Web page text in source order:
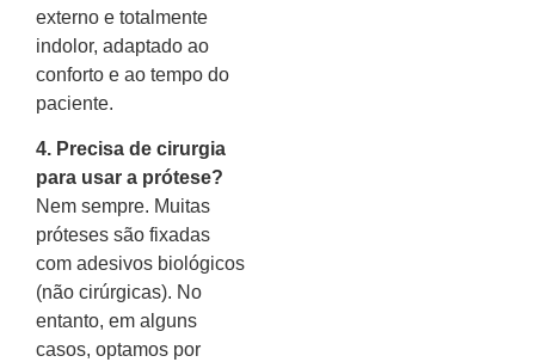
externo e totalmente
indolor, adaptado ao
conforto e ao tempo do
paciente.
4. Precisa de cirurgia
para usar a prótese?
Nem sempre. Muitas
próteses são fixadas
com adesivos biológicos
(não cirúrgicas). No
entanto, em alguns
casos, optamos por